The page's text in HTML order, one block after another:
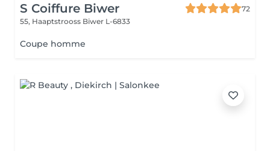
S Coiffure Biwer
72
55, Haaptstrooss Biwer L-6833
Coupe homme